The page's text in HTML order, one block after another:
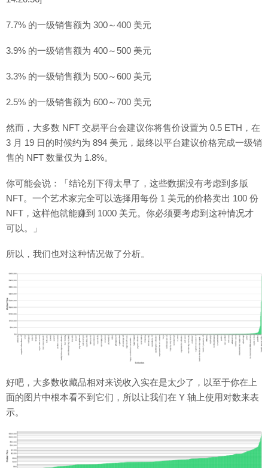
7.7% 的一级销售额为 300～400 美元
3.9% 的一级销售额为 400～500 美元
3.3% 的一级销售额为 500～600 美元
2.5% 的一级销售额为 600～700 美元
然而，大多数 NFT 交易平台会建议你将售价设置为 0.5 ETH，在
3 月 19 日的时候约为 894 美元，最终以平台建议价格完成一级销
售的 NFT 数量仅为 1.8%。
你可能会说：「结论别下得太早了，这些数据没有考虑到多版
NFT。一个艺术家完全可以选择用每份 1 美元的价格卖出 100 份
NFT，这样他就能赚到 1000 美元。你必须要考虑到这种情况才
可以。」
所以，我们也对这种情况做了分析。
好吧，大多数收藏品相对来说收入实在是太少了，以至于你在上
面的图片中根本看不到它们，所以让我们在 Y 轴上使用对数来表
示。